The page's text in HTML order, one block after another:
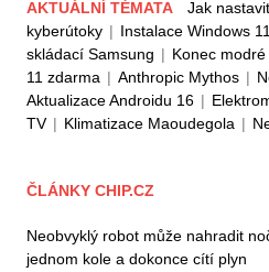
AKTUÁLNÍ TÉMATA Jak
kyberútoky | Instalace Windows
skládací Samsung | Konec
11 zdarma | Anthropic Mythos |
Aktualizace Androidu 16 |
TV | Klimatizace Maoudegola |
ČLÁNKY CHIP.CZ
Neobvyklý robot může nahradit
jednom kole a dokonce cítí plyn